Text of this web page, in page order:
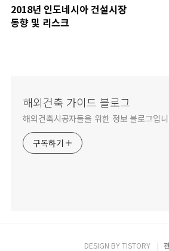
2018년 인도네시아 건설시장
동향 및 리스크
해외건축 가이드 블로그
해외건축시공자들을 위한 정보 블로그입
구독하기
DESIGN BYTISTORY